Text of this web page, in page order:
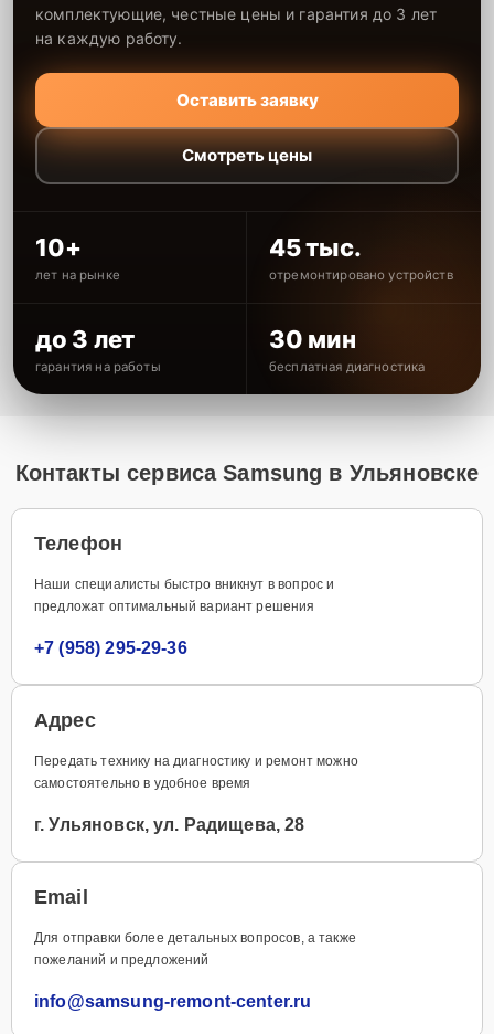
комплектующие, честные цены и гарантия до 3 лет
на каждую работу.
Оставить заявку
Смотреть цены
10+
лет на рынке
45 тыс.
отремонтировано устройств
до 3 лет
гарантия на работы
30 мин
бесплатная диагностика
Контакты сервиса Samsung в Ульяновске
Телефон
Наши специалисты быстро вникнут в вопрос и
предложат оптимальный вариант решения
+7 (958) 295-29-36
Адрес
Передать технику на диагностику и ремонт можно
самостоятельно в удобное время
г. Ульяновск, ул. Радищева, 28
Email
Для отправки более детальных вопросов, а также
пожеланий и предложений
info@samsung-remont-center.ru